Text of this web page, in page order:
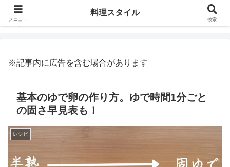
ホーム
※記事内に広告を含む場合があります
基本のゆで卵の作り方。ゆで時間1分ごと
の固さ早見表も！
レシピ
メニュー
料理スタイル
検索